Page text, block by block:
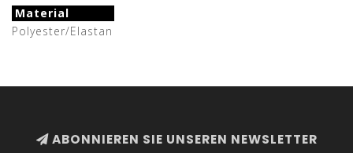
Material
Polyester/Elastan
ABONNIEREN SIE UNSEREN NEWSLETTER